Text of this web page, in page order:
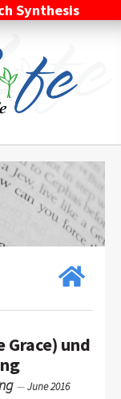
Synthesis
Grace) und
—June 2016